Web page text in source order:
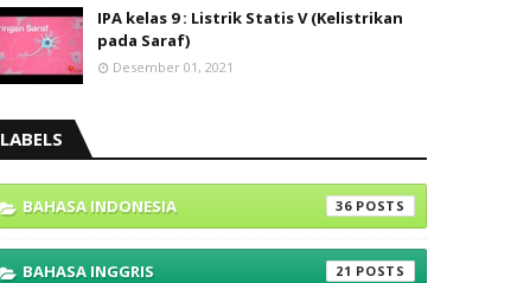
IPA kelas 9 : Listrik Statis V (Kelistrikan
pada Saraf)
Desember 01, 2021
LABELS
BAHASA INDONESIA 36
BAHASA INGGRIS 21